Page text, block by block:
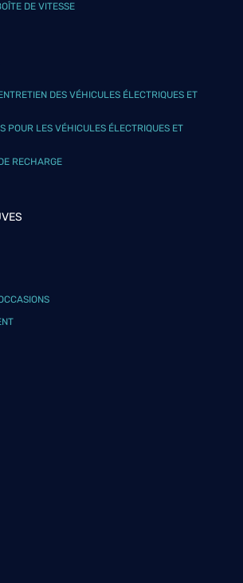
DE VITESSE
DES VÉHICULES ÉLECTRIQUES ET
POUR LES VÉHICULES ÉLECTRIQUES ET
RECHARGE